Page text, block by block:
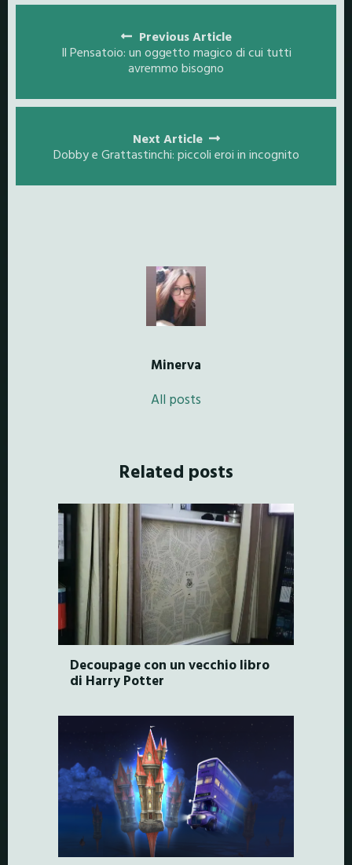
navigation
Previous Article
Il Pensatoio: un oggetto magico di cui tutti
avremmo bisogno
Next Article
Dobby e Grattastinchi: piccoli eroi in incognito
Minerva
All posts
Related posts
Decoupage con un vecchio libro
di Harry Potter